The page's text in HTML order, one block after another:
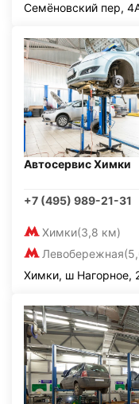
Семёновский пер,
Автосервис Химки
+7 (495) 989-21-31
Химки(3,8 км)
Левобережная
Химки, ш Нагорное,